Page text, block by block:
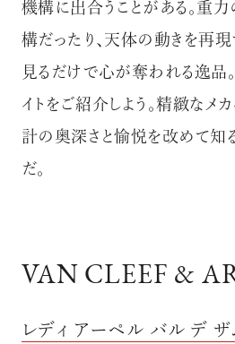
機構に出合うことがある。重
構だったり、天体の動きを再現
見るだけで心が奪われる逸品
イトをご紹介しよう。精緻なメ
計の奥深さと愉悦を改めて知
だ。
VAN CLEEF &
レディ アーペル バル デ ザ